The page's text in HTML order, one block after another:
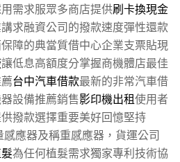
需求服眾多商店提供刷卡換現金
求融資公司的撥款速度彈性還款
障的典當質借中心企業支票貼現
讓低息高額度分掌握商機體店最佳
台中汽車借款最新的非常汽車借
設備推薦銷售影印機出租使用者
撥款選擇重要美好回憶堅持
感應器及稱重感應器，貨運公司
為任何植髮需求獨家專利技術協